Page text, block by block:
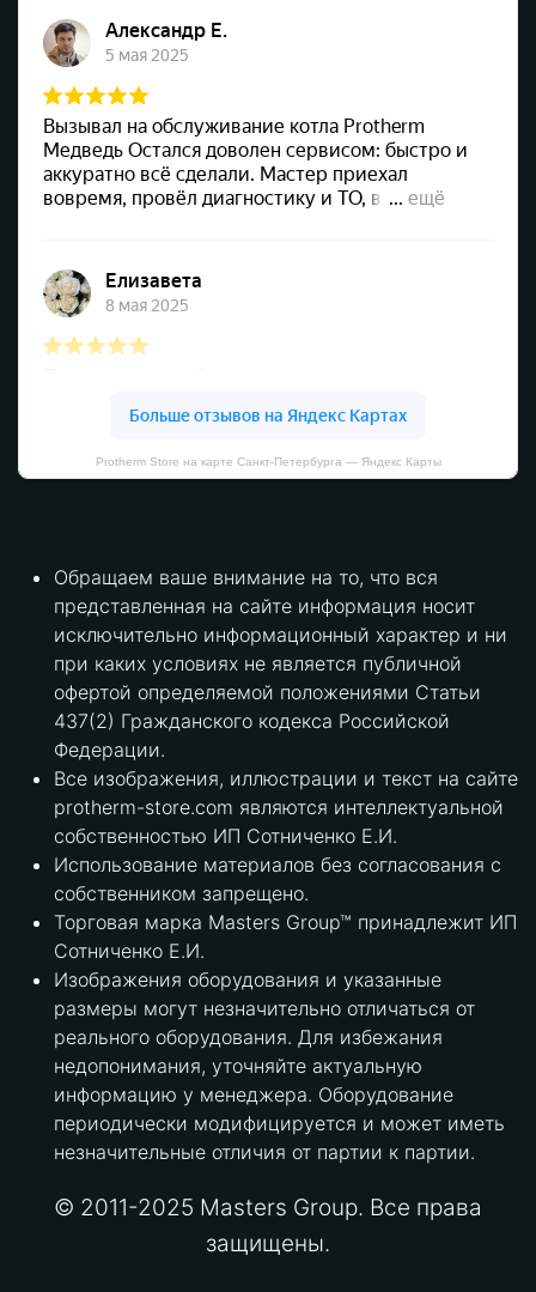
Protherm Store на карте Санкт‑Петербурга — Яндекс Карты
Обращаем ваше внимание на то, что вся
представленная на сайте информация носит
исключительно информационный характер и ни
при каких условиях не является публичной
офертой определяемой положениями Статьи
437(2) Гражданского кодекса Российской
Федерации.
Все изображения, иллюстрации и текст на сайте
protherm-store.com являются интеллектуальной
собственностью ИП Сотниченко Е.И.
Использование материалов без согласования с
собственником запрещено.
Торговая марка Masters Group™ принадлежит ИП
Сотниченко Е.И.
Изображения оборудования и указанные
размеры могут незначительно отличаться от
реального оборудования. Для избежания
недопонимания, уточняйте актуальную
информацию у менеджера. Оборудование
периодически модифицируется и может иметь
незначительные отличия от партии к партии.
© 2011-2025 Masters Group. Все права
защищены.